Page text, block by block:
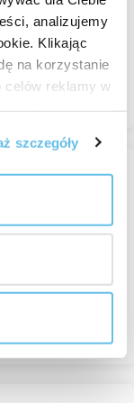
analizujemy
Klikając
na korzystanie
celów reklamy w
szczegóły
do buteleczek